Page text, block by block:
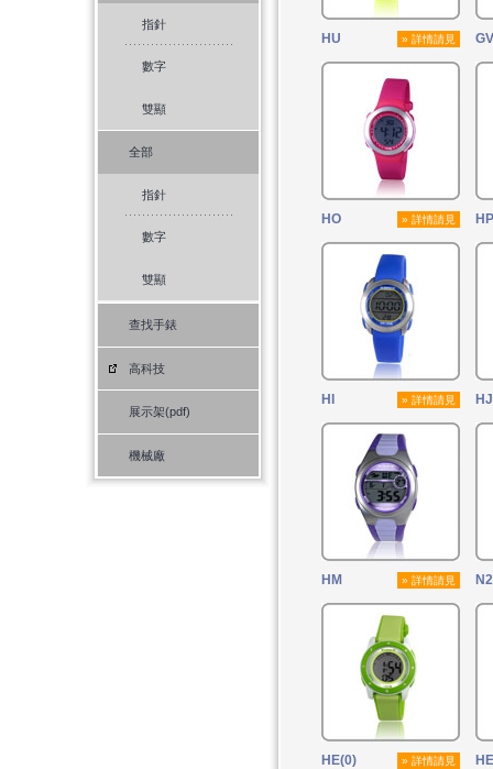
指針
數字
雙顯
全部
指針
數字
雙顯
查找手錶
高科技
展示架(pdf)
機械廠
HU » 詳情請見
HO » 詳情請見 HP
HI » 詳情請見 HJ
HM » 詳情請見
HE(0) » 詳情請見